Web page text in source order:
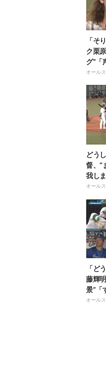
「そ
ク栗
グ”「
ヤバ
オール
どう
督、“
我し
ケな
オール
「ど
藤輝
景”「
ん」
オール